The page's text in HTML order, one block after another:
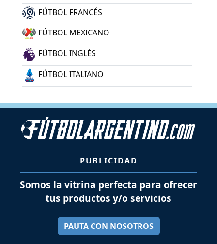
FÚTBOL FRANCÉS
FÚTBOL MEXICANO
FÚTBOL INGLÉS
FÚTBOL ITALIANO
PUBLICIDAD
Somos la vitrina perfecta para ofrecer
tus productos y/o servicios
PAUTA CON NOSOTROS